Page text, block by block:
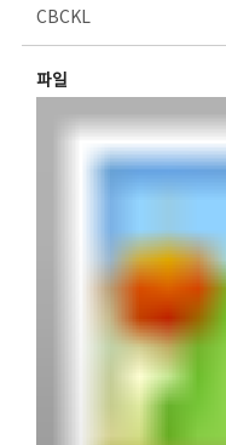
CBCKL
파일